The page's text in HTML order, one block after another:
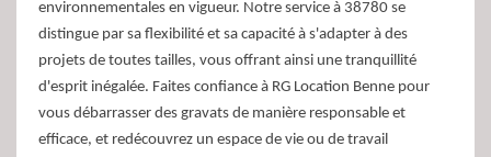
environnementales en vigueur. Notre service à 38780 se
distingue par sa flexibilité et sa capacité à s'adapter à des
projets de toutes tailles, vous offrant ainsi une tranquillité
d'esprit inégalée. Faites confiance à RG Location Benne pour
vous débarrasser des gravats de manière responsable et
efficace, et redécouvrez un espace de vie ou de travail